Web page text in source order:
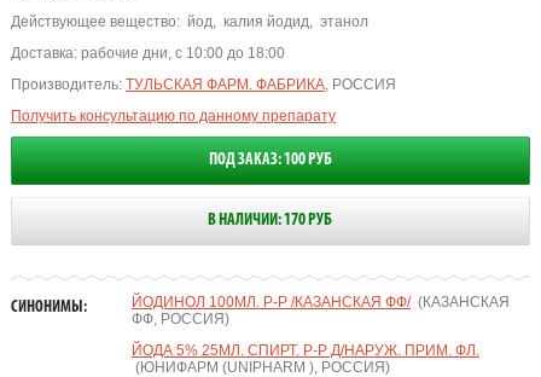
Действующее вещество: йод, калия йодид, этанол
Доставка: рабочие дни, с 10:00 до 18:00
Производитель: ТУЛЬСКАЯ ФАРМ. ФАБРИКА, РОССИЯ
Получить консультацию по данному препарату
ПОД ЗАКАЗ: 100 РУБ
В НАЛИЧИИ: 170 РУБ
СИНОНИМЫ: ЙОДИНОЛ 100МЛ. Р-Р /КАЗАНСКАЯ ФФ/(КАЗАНСКАЯ
ФФ, РОССИЯ)
ЙОДА 5% 25МЛ. СПИРТ. Р-Р Д/НАРУЖ. ПРИМ. ФЛ.
(ЮНИФАРМ (UNIPHARM ), РОССИЯ)